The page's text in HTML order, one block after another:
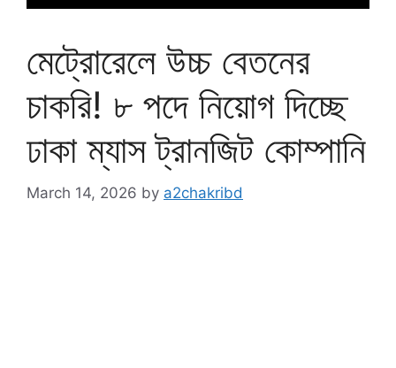
মেট্রোরেলে উচ্চ বেতনের
চাকরি! ৮ পদে নিয়োগ দিচ্ছে
ঢাকা ম্যাস ট্রানজিট কোম্পানি
March 14, 2026 by a2chakribd